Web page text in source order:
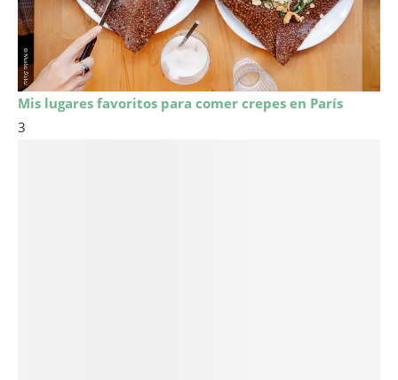
Mis lugares favoritos para comer crepes en París
3